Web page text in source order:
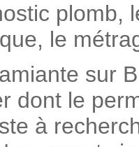
plomb,
le
sur
dont le
à